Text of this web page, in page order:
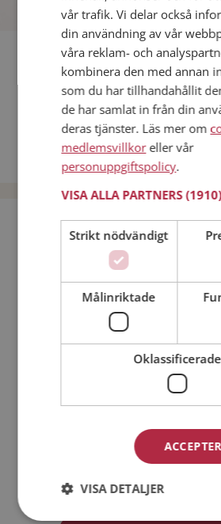
Fler singlar
Andra singlar från Sollentuna
Kvinnor från Sollentuna
Dejta kvinnor i Sverige
Dejta män i Sverige
Bli medlem utan
Min ålder:
Jag accepterar
vår trafik. Vi delar också
din användning av vår
våra reklam- och
kombinera den med annan
som du har tillhandahållit
de har samlat in från din
deras tjänster. Läs mer om
medlemsvillkoreller vår
personuppgiftspolicy.
VISA ALLA PARTNERS
Strikt nödvändigt
Målinriktade
Oklassificerade
VISA DETALJER